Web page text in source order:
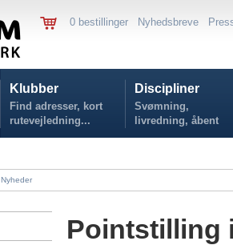
0 bestillinger Nyhedsbreve
Klubber
Find adresser, kort
rutevejledning...
Discipliner
Svømning,
livredning, åbent
vand...
Nyheder
Pointstilling